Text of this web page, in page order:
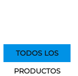
TODOS LOS
PRODUCTOS